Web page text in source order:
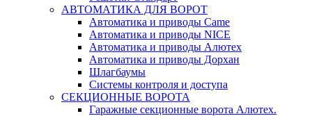
АВТОМАТИКА ДЛЯ ВОРОТ
Автоматика и приводы Came
Автоматика и приводы NICE
Автоматика и приводы Алютех
Автоматика и приводы Дорхан
Шлагбаумы
Системы контроля и доступа
СЕКЦИОННЫЕ ВОРОТА
Гаражные секционные ворота Алютех.